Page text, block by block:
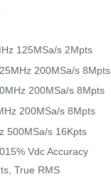
125MSa/s 2Mpts
200MSa/s 8Mpts
200MSa/s 8Mpts
200MSa/s 8Mpts
500MSa/s 16Kpts
Vdc Accuracy
True RMS